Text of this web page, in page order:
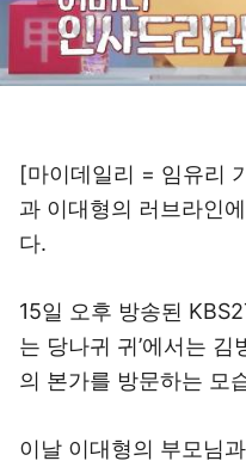
[마이데일리 = 임유리
과 이대형의 러브라인
다.
15일 오후 방송된
는 당나귀 귀’에서는
의 본가를 방문하는 모
이날 이대형의 부모님